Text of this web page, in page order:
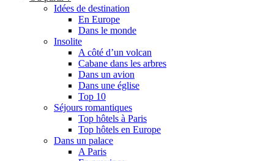
Idées de destination
En Europe
Dans le monde
Insolite
A côté d’un volcan
Cabane dans les arbres
Dans un avion
Dans une église
Top 10
Séjours romantiques
Top hôtels à Paris
Top hôtels en Europe
Dans un palace
A Paris